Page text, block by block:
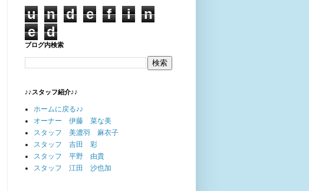
u n d e f i
n
e
d
ブログ内検索
♪♪スタッフ紹介♪♪
ホームに戻る♪♪
オーナー 伊藤 菜な美
スタッフ 美濃羽 麻衣子
スタッフ 吉田 彩
スタッフ 平野 由貴
スタッフ 江田 沙也加